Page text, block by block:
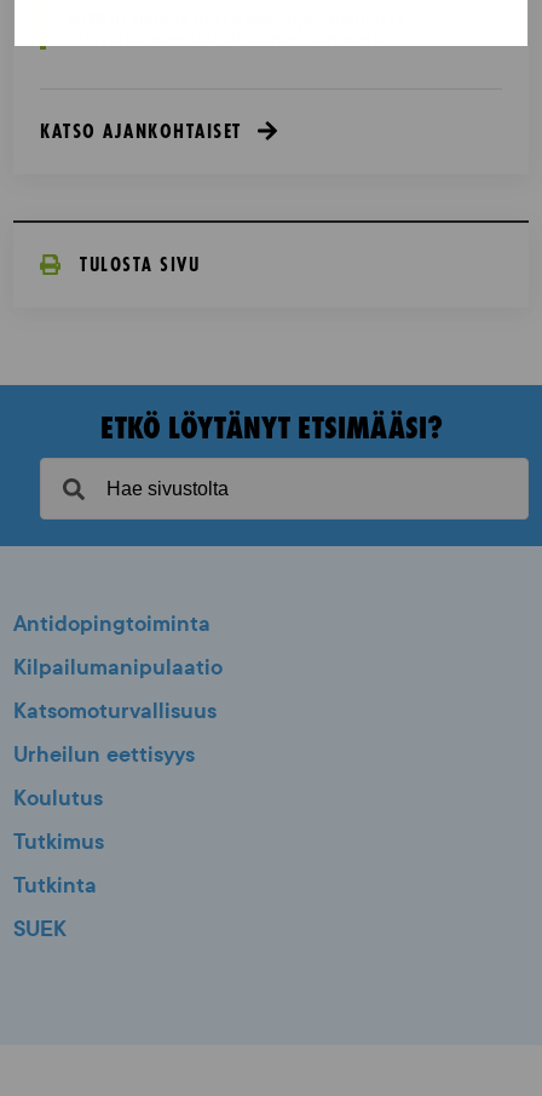
KATSO AJANKOHTAISET
TULOSTA SIVU
ETKÖ LÖYTÄNYT ETSIMÄÄSI?
Antidopingtoiminta
Kilpailumanipulaatio
Katsomoturvallisuus
Urheilun eettisyys
Koulutus
Tutkimus
Tutkinta
SUEK